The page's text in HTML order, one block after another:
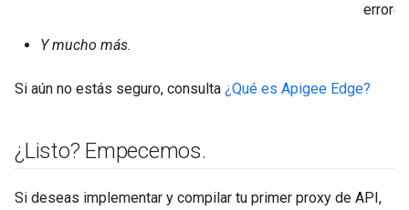
errores
Y mucho más.
Si aún no estás seguro, consulta ¿Qué es Apigee Edge?
¿Listo? Empecemos.
Si deseas implementar y compilar tu primer proxy de API,